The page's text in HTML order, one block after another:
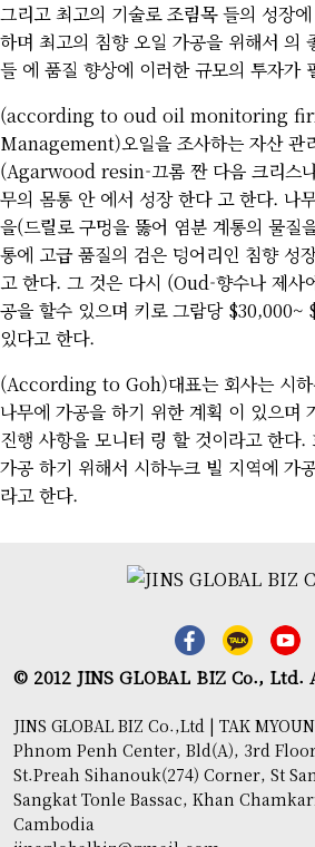
그리고 최고의 기술로 조림목 들의 성장
하며 최고의 침향 오일 가공을 위해서 의
들 에 품질 향상에 이러한 규모의 투자가
(according to oud oil monitoring
Management)오일을 조사하는 자산 관
(Agarwood resin-끄롬 짠 다음 크리스
무의 몸통 안 에서 성장 한다 고 한다. 나
을(드릴로 구멍을 뚫어 염분 계통의 물질
통에 고급 품질의 검은 덩어리인 침향 성
고 한다. 그 것은 다시 (Oud-향수나 제사
공을 할수 있으며 키로 그람당 $30,000~
있다고 한다.
(According to Goh)대표는 회사는 시하
나무에 가공을 하기 위한 계획 이 있으며
진행 사항을 모니터 링 할 것이라고 한다.
가공 하기 위해서 시하누크 빌 지역에 가
라고 한다.
© 2012 JINS GLOBAL BIZ Co.,
JINS GLOBAL BIZ Co.,Ltd | TAK
Phnom Penh Center, Bld(A), 3rd
St.Preah Sihanouk(274) Corner, St
Sangkat Tonle Bassac, Khan
Cambodia